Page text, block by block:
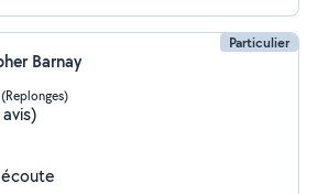
Particulier
Barnay
avis)